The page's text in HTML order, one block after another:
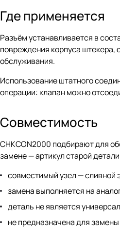
Где применяется
Разъём устанавливается в
повреждения корпуса штекера,
обслуживания.
Использование штатного
операции: клапан можно
Совместимость
CHKCON2000 подбирают для
замене — артикул старой
совместимый узел — сливной
замена выполняется на
деталь не является
не предназначена для